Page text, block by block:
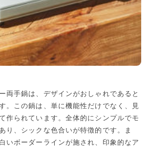
両手鍋は、デザインがおしゃれであると
。この鍋は、単に機能性だけでなく、見
作られています。全体的にシンプルでモ
り、シックな色合いが特徴的です。ま
いボーダーラインが施され、印象的なア